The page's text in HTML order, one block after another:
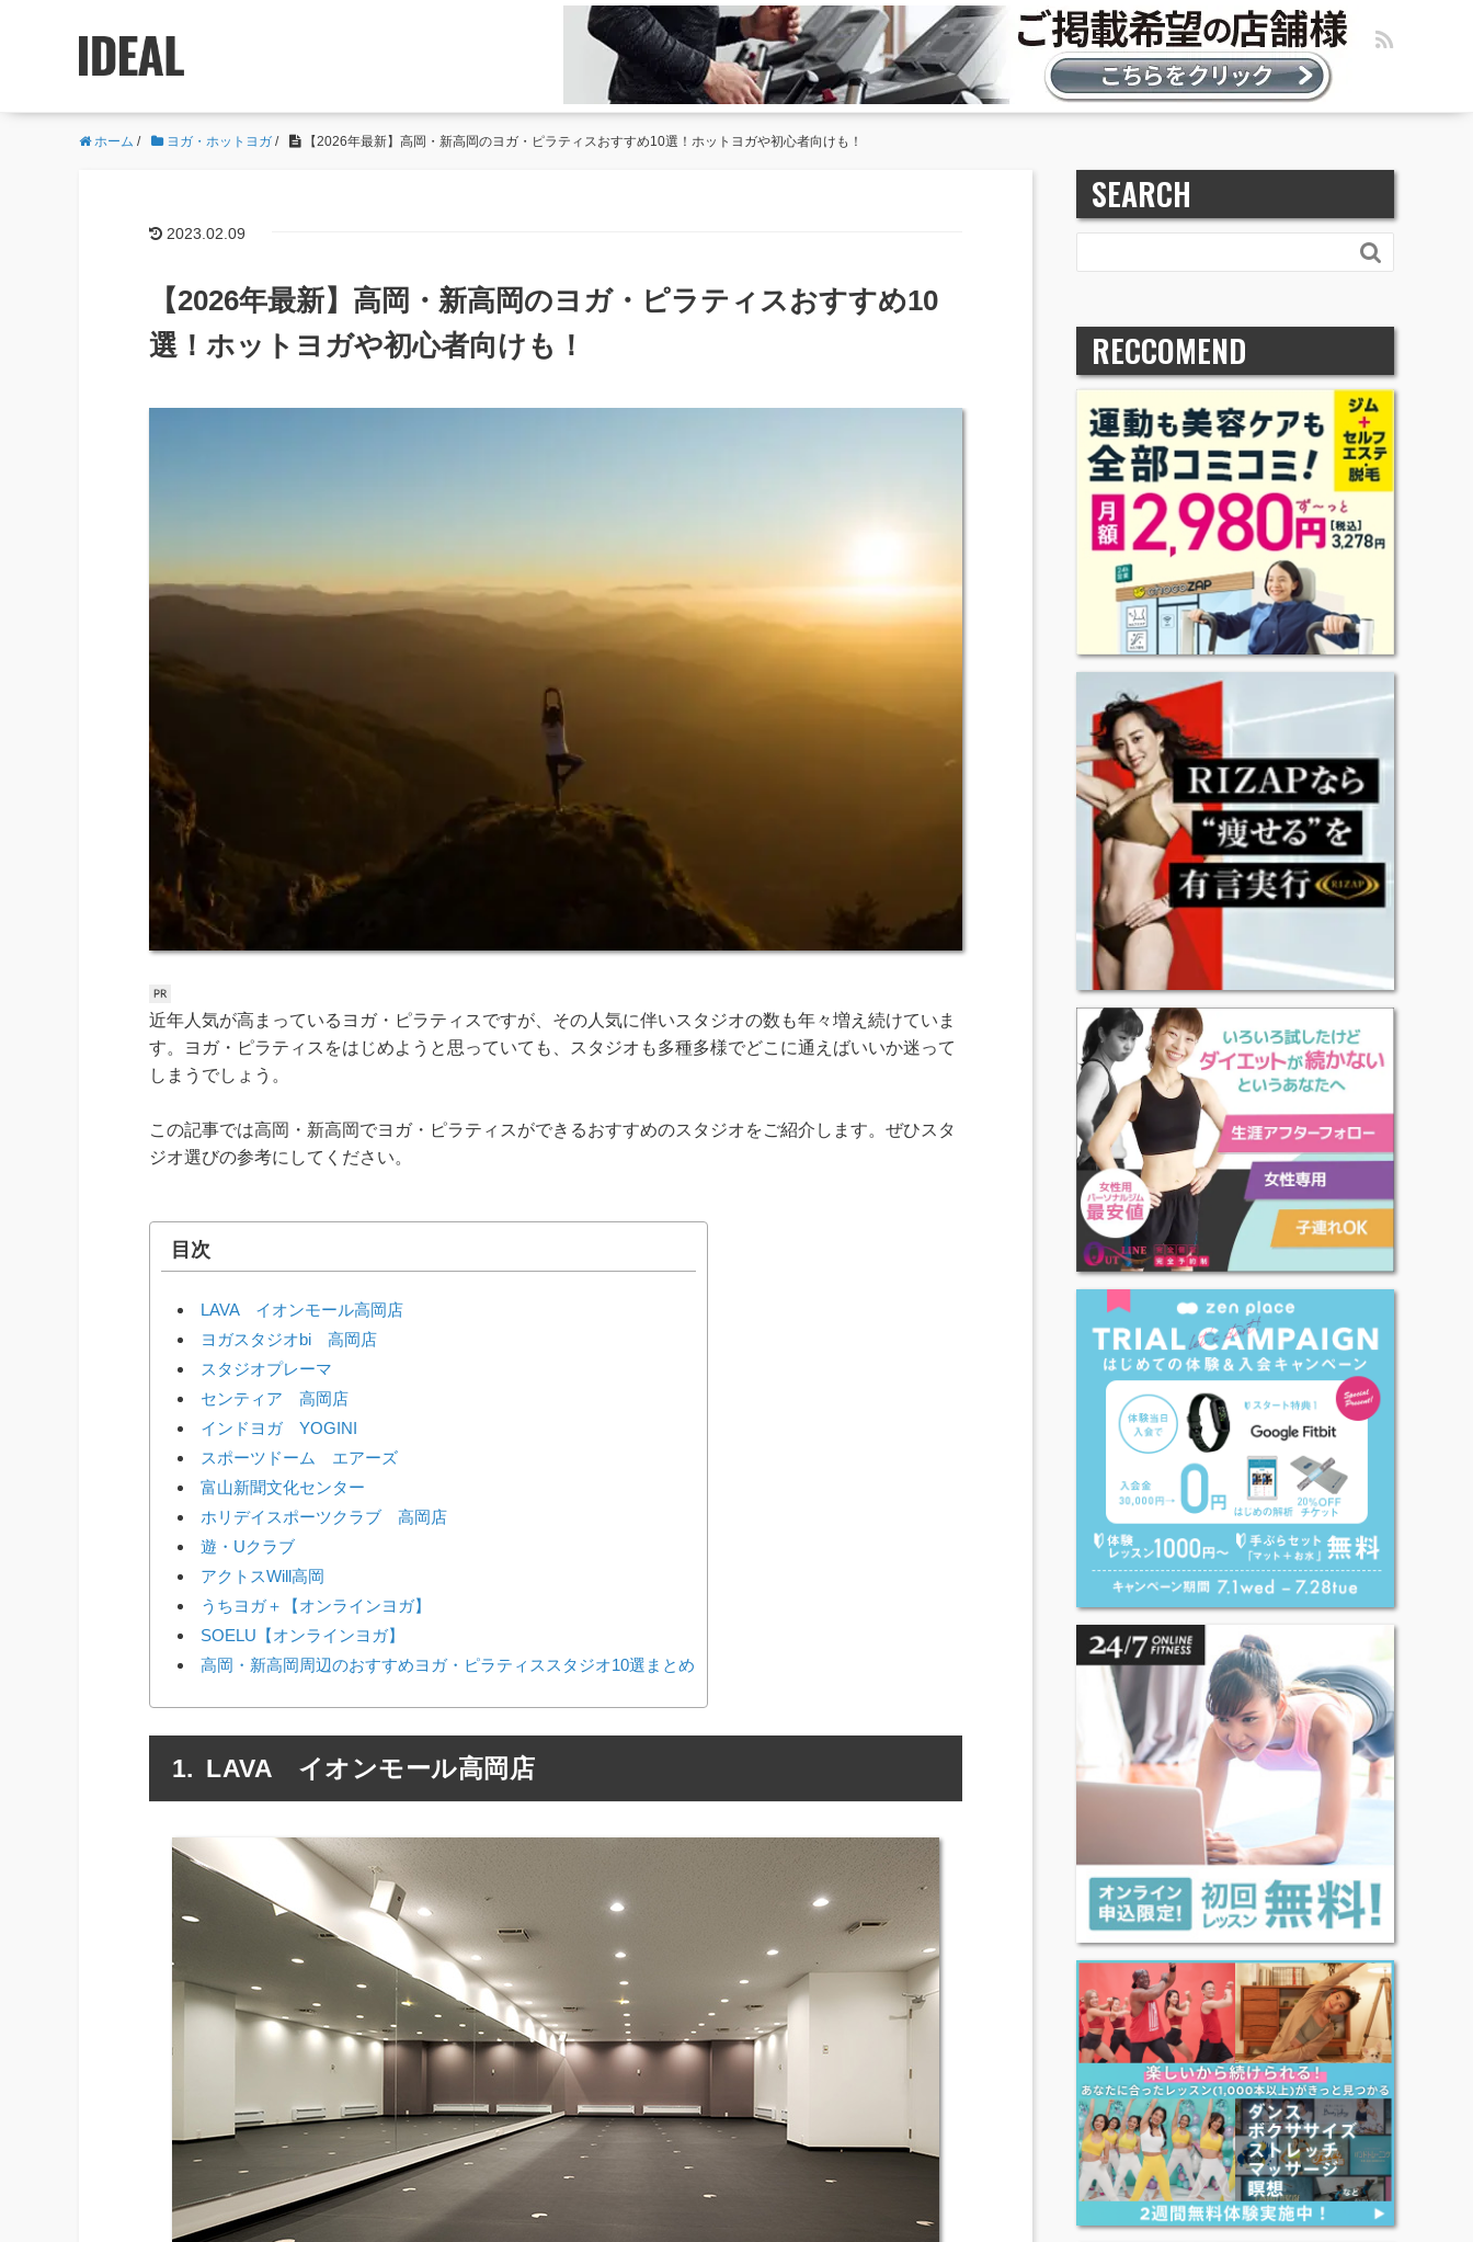
ホーム / ヨガ・ホットヨガ / 【2026年最新】高岡・新高岡のヨガ・ピラティスおすすめ10選！ホットヨガや初心者向けも！
2023.02.09
【2026年最新】高岡・新高岡のヨガ・ピラティスおすすめ10
選！ホットヨガや初心者向けも！
近年人気が高まっているヨガ・ピラティスですが、その人気に伴いスタジオの数も年々増え続けていま
す。ヨガ・ピラティスをはじめようと思っていても、スタジオも多種多様でどこに通えばいいか迷って
しまうでしょう。
この記事では高岡・新高岡でヨガ・ピラティスができるおすすめのスタジオをご紹介します。ぜひスタ
ジオ選びの参考にしてください。
目次
LAVA イオンモール高岡店
ヨガスタジオbi 高岡店
スタジオプレーマ
センティア 高岡店
インドヨガ YOGINI
スポーツドーム エアーズ
富山新聞文化センター
ホリデイスポーツクラブ 高岡店
遊・Uクラブ
アクトスWill高岡
うちヨガ＋【オンラインヨガ】
SOELU【オンラインヨガ】
高岡・新高岡周辺のおすすめヨガ・ピラティススタジオ10選まとめ
LAVA イオンモール高岡店
SEARCH

RECCOMEND